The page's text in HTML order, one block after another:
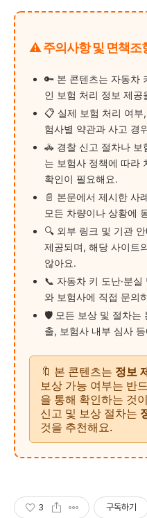
⚠️ 주의사항 및 면책조
🔑 본 콘텐츠는 자동차
인 보험 처리 정보 제공
📋 실제 보험 처리 여부
험사별 약관과 사고 경
🚓 경찰 신고 절차나 보
는 보험사 정책에 따라
확인이 필요해요.
📄 본문에서 제시한 사
모든 차량이나 상황에
🔍 외부 링크 및 기관
제공되며, 해당 사이트
않아요.
📞 자동차 키 도난·분
와 보험사에 직접 문의
🛡 모든 보상 및 절차는
출, 보험사 내부 심사
🔖 본 콘텐츠는 정보
보상 가능 여부는 반
을 통해 확인하는 것
신고 및 보상 절차는
것을 추천해요.
3 구독하기